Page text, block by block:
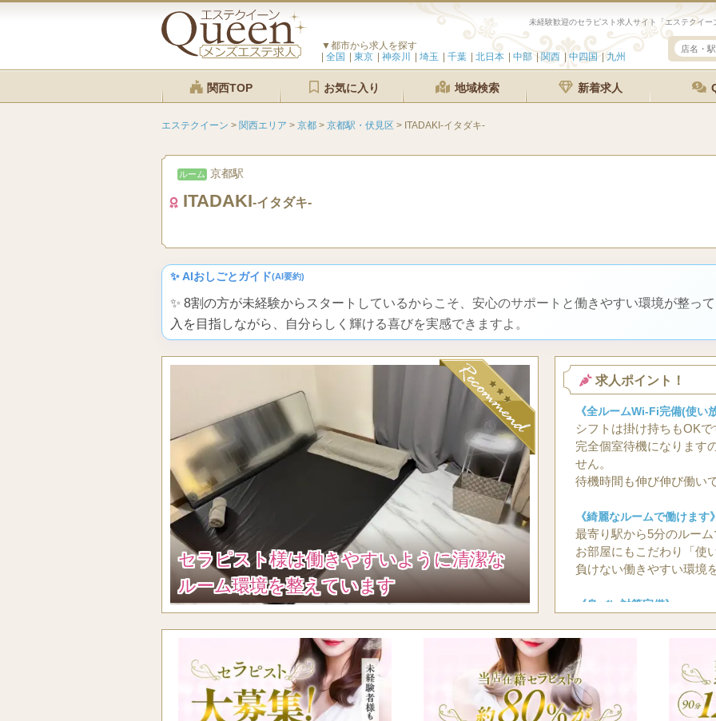
未経験歓迎のセラピスト求人サイト「エステクイ
▼都市から求人を探す
全国
東京 神奈川 埼玉 千葉 北日本 中部 関西 中四国 九州
関西TOP お気に入り 地域検索 新着求人
エステクイーン > 関西エリア > 京都 > 京都駅・伏見区 > ITADAKI-イタダキ-
ルーム 京都駅
ITADAKI-イタダキ-
✨ AIおしごとガイド(AI要約)
✨ 8割の方が未経験からスタートしているからこそ、安心のサポートと働きやすい環境が整っ
入を目指しながら、自分らしく輝ける喜びを実感できますよ。
セラピスト様は働きやすいように清潔な
ルーム環境を整えています
求人ポイント！
《全ルームWi-Fi完備(使い
シフトは掛け持ちもOKで
完全個室待機になります
せん。
待機時間も伸び伸び働い
《綺麗なルームで働けます
最寄り駅から5分のルー
お部屋にもこだわり「使
負けない働きやすい環境
《身バレ対策完備》
す。
好きなお時間で働いて頂
す！
店泊も可能です♪